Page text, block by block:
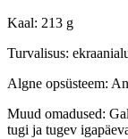
Kaal: 213 g
Turvalisus:
Algne opsüsteem:
Muud omadused:
tugi ja tugev